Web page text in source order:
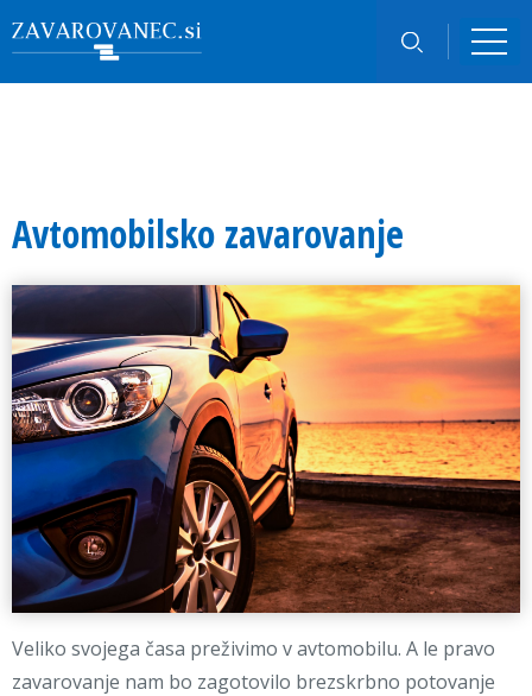
Avtomobilsko zavarovanje
Veliko svojega časa preživimo v avtomobilu. A le pravo
zavarovanje nam bo zagotovilo brezskrbno potovanje